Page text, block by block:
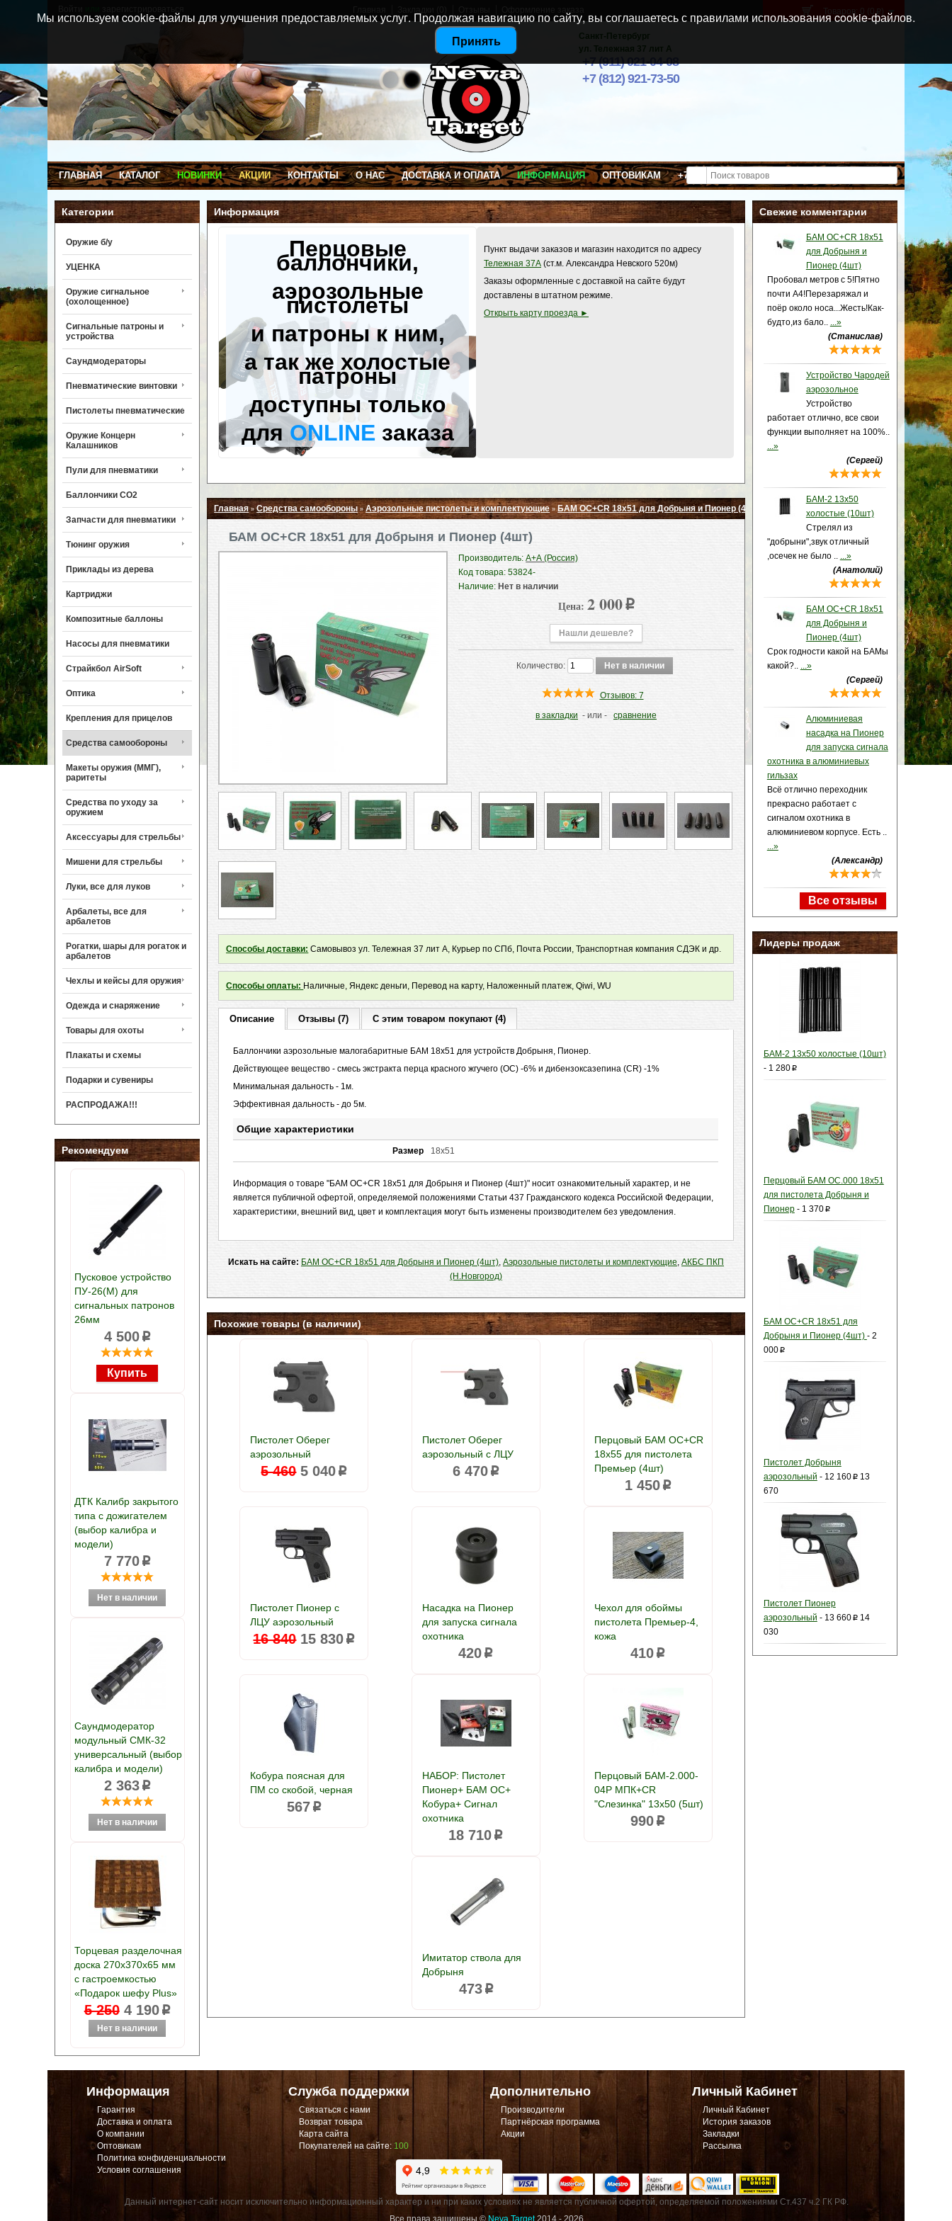
Санкт-Петербург
ул. Тележная 37 лит А
+7 (911) 021-04-08
+7 (812) 921-73-50
Товаров: 0 (0 p )
ГЛАВНАЯ КАТАЛОГ НОВИНКИ АКЦИИ КОНТАКТЫ О НАС ДОСТАВКА И ОПЛАТА ИНФОРМАЦИЯ ОПТОВИКАМ +7 (911) 021-04-08
Категории
Оружие б/у
УЦЕНКА
Оружие сигнальное
(охолощенное)
Сигнальные патроны и
устройства
Саундмодераторы
Пневматические винтовки
Пистолеты пневматические
Оружие Концерн
Калашников
Пули для пневматики
Баллончики CO2
Запчасти для пневматики
Тюнинг оружия
Приклады из дерева
Картриджи
Композитные баллоны
Насосы для пневматики
Страйкбол AirSoft
Оптика
Крепления для прицелов
Средства самообороны
Макеты оружия (ММГ),
раритеты
Средства по уходу за
оружием
Аксессуары для стрельбы
Мишени для стрельбы
Луки, все для луков
Арбалеты, все для
арбалетов
Рогатки, шары для рогаток и
арбалетов
Чехлы и кейсы для оружия
Одежда и снаряжение
Товары для охоты
Плакаты и схемы
Подарки и сувениры
РАСПРОДАЖА!!!
Рекомендуем
Пусковое устройство
ПУ-26(М) для
сигнальных патронов
26мм
4 500p
ДТК Калибр закрытого
типа с дожигателем
(выбор калибра и
модели)
7 770p
Саундмодератор
модульный СМК-32
универсальный (выбор
калибра и модели)
2 363p
Торцевая разделочная
доска 270х370х65 мм
с гастроемкостью
«Подарок шефу Plus»
5 250 4 190p
Свежие комментарии
БАМ OC+CR 18x51
для Добрыня и
Пионер (4шт)
Пробовал метров с 5!Пятно
почти А4!Перезаряжал и
поёр около носа...Жесть!Как-
будто,из бало.. ...»
(Станислав)
Устройство Чародей
аэрозольное
Устройство
работает отлично, все свои
функции выполняет на 100%..
...»
(Сергей)
БАМ-2 13x50
холостые (10шт)
Стрелял из
"добрыни",звук отличный
,осечек не было .. ...»
(Анатолий)
БАМ OC+CR 18x51
для Добрыня и
Пионер (4шт)
Срок годности какой на БАМы
какой?.. ...»
(Сергей)
Алюминиевая
насадка на Пионер
для запуска сигнала
охотника в алюминиевых
гильзах
Всё отлично переходник
прекрасно работает с
сигналом охотника в
алюминиевом корпусе. Есть ..
...»
(Александр)
Все отзывы
Лидеры продаж
БАМ-2 13x50 холостые (10шт)
- 1 280p
Перцовый БАМ ОС.000 18x51
для пистолета Добрыня и
Пионер- 1 370p
БАМ OC+CR 18x51 для
Добрыня и Пионер (4шт) - 2
000p
Пистолет Добрыня
аэрозольный - 12 160p 13
670
Пистолет Пионер
аэрозольный - 13 660p 14
030
Информация
Перцовые
баллончики,
аэрозольные
пистолеты
и патроны к ним,
а так же холостые
патроны
доступны только
дляONLINE заказа
Пункт выдачи заказов и магазин находится по адресу
Тележная 37А (ст.м. Александра Невского 520м)
Заказы оформленные с доставкой на сайте будут
доставлены в штатном режиме.
Открыть карту проезда ►
Свернуть ▲
Главная»Средства самообороны »Аэрозольные пистолеты и комплектующие » БАМ OC+CR 18x51 для Добрыня и Пионер (4шт)
БАМ OC+CR 18x51 для Добрыня и Пионер (4шт)
Производитель: А+А (Россия)
Код товара: 53824-
Наличие: Нет в наличии
Цена: 2 000p
Нашли дешевле?
Количество:
Отзывов: 7
в закладки - или - сравнение
Способы доставки: Самовывоз ул. Тележная 37 лит А, Курьер по СПб, Почта России, Транспортная компания СДЭК и др.
Способы оплаты: Наличные, Яндекс деньги, Перевод на карту, Наложенный платеж, Qiwi, WU
Описание Отзывы (7) С этим товаром покупают (4)
Баллончики аэрозольные малогабаритные БАМ 18x51 для устройств Добрыня, Пионер.
Действующее вещество - смесь экстракта перца красного жгучего (ОС) -6% и дибензоксазепина (CR) -1%
Минимальная дальность - 1м.
Эффективная дальность - до 5м.
Общие характеристики
Размер 18х51
Информация о товаре "БАМ OC+CR 18x51 для Добрыня и Пионер (4шт)" носит ознакомительный характер, и не
является публичной офертой, определяемой положениями Статьи 437 Гражданского кодекса Российской Федерации,
характеристики, внешний вид, цвет и комплектация могут быть изменены производителем без уведомления.
Искать на сайте: БАМ OC+CR 18x51 для Добрыня и Пионер (4шт), Аэрозольные пистолеты и комплектующие, АКБС ПКП
(Н.Новгород)
Похожие товары (в наличии)
Пистолет Оберег
аэрозольный
5 460 5 040 p
Пистолет Оберег
аэрозольный с ЛЦУ
6 470p
Перцовый БАМ ОС+CR
18x55 для пистолета
Премьер (4шт)
1 450p
Пистолет Пионер с
ЛЦУ аэрозольный
16 840 15 830 p
Насадка на Пионер
для запуска сигнала
охотника
420 p
Чехол для обоймы
пистолета Премьер-4,
кожа
410 p
Кобура поясная для
ПМ со скобой, черная
567p
НАБОР: Пистолет
Пионер+ БАМ ОС+
Кобура+ Сигнал
охотника
18 710 p
Перцовый БАМ-2.000-
04P МПК+CR
"Слезинка" 13х50 (5шт)
990 p
Имитатор ствола для
Добрыня
473p
Информация
Гарантия
Доставка и оплата
О компании
Оптовикам
Политика конфиденциальности
Условия соглашения
Служба поддержки
Связаться с нами
Возврат товара
Карта сайта
Покупателей на сайте: 100
Дополнительно
Производители
Партнёрская программа
Акции
Личный Кабинет
Личный Кабинет
История заказов
Закладки
Рассылка
Данный интернет-сайт носит исключительно информационный характер и ни при каких условиях не является публичной офертой, определяемой положениями Ст.437 ч.2 ГК РФ.
Все права защищены © Neva Target2014 - 2026
Мы используем cookie-файлы для улучшения предоставляемых услуг. Продолжая навигацию по сайту, вы соглашаетесь с правилами использования cookie-файлов.
Принять